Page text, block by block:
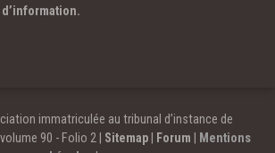
immatriculée au tribunal d’instance de
90 - Folio 2 | Sitemap| Forum
Mentions